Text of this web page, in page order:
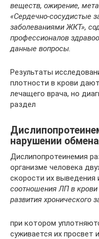
веществ, ожирение,
«Сердечно-сосудистые
заболеваниями ЖКТ»,
профессионалов
данные вопросы.
Результаты
плотности в крови
лечащего врача, но
раздел
нарушении
Дислипопротеинемия
организме человека
скорости их выведения
соотношения ЛП в
развития хронического
при котором
суживается их просвет